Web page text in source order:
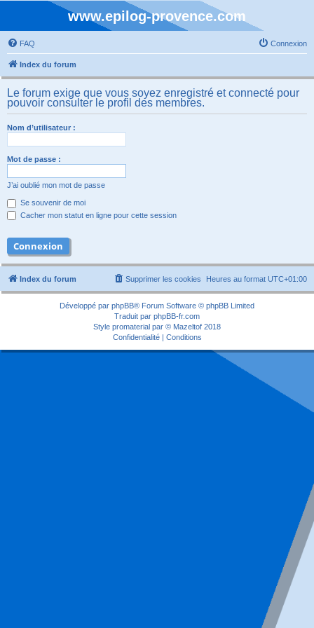
www.epilog-provence.com
FAQ Connexion
Index du forum
Le forum exige que vous soyez enregistré et connecté pour
pouvoir consulter le profil des membres.
Nom d’utilisateur :
Mot de passe :
J’ai oublié mon mot de passe
Se souvenir de moi
Cacher mon statut en ligne pour cette session
Index du forum Heures au format UTC+01:00
Supprimer les cookies
Développé par phpBB® Forum Software © phpBB Limited
Traduit par phpBB-fr.com
Style promaterial par © Mazeltof 2018
Confidentialité| Conditions